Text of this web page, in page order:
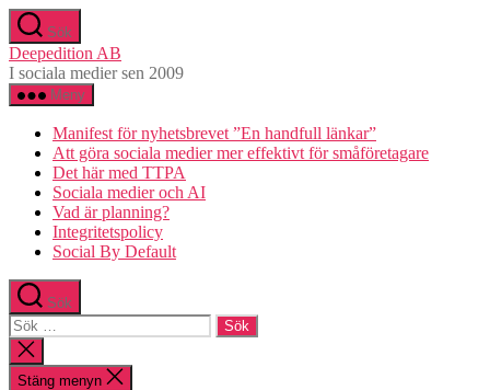
Hoppa
till
innehåll
Sök
Deepedition AB
I sociala medier sen 2009
Meny
Manifest för nyhetsbrevet ”En handfull länkar”
Att göra sociala medier mer effektivt för småföretagare
Det här med TTPA
Sociala medier och AI
Vad är planning?
Integritetspolicy
Social By Default
Sök
Sök
efter:
Stäng
sökningen
Stäng menyn